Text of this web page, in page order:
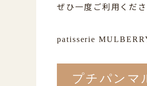
ぜひ一度ご利用くださ
patisserie
プチパンマ